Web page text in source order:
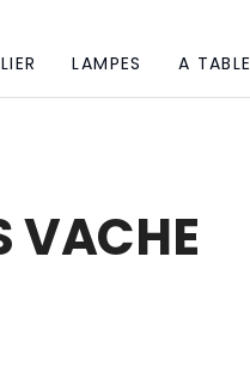
LAMPES A TABLE
VACHE